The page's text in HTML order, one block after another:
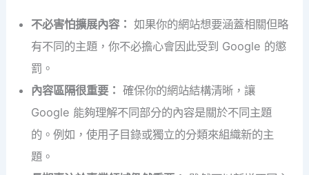
不必害怕擴展內容： 如果你的網站想要涵蓋相關但略
有不同的主題，你不必擔心會因此受到 Google 的懲
罰。
內容區隔很重要： 確保你的網站結構清晰，讓
Google 能夠理解不同部分的內容是關於不同主題
的。例如，使用子目錄或獨立的分類來組織新的主
題。